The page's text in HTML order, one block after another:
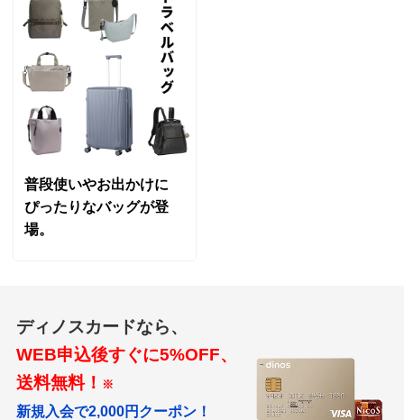
普段使いやお出かけに
ぴったりなバッグが登
場。
ディノスカードなら、
WEB申込後すぐに5%OFF、
送料無料！ ※
新規入会で2,000円クーポン！